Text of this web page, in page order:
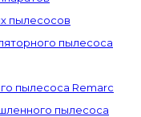
пылесосов
пылесоса
пылесоса Remarc
пылесоса